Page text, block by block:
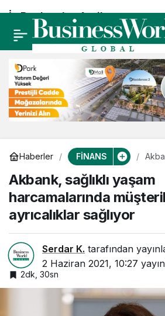
Haberler FİNANS
Akbank, sağlıklı yaşam
harcamalarında
ayrıcalıklar sağlıyor
Serdar K. tarafından
2 Haziran 2021, 10:27
2dk, 30sn
İş Bankası’na 1 milyar
TL Sendikasyon
kredisi